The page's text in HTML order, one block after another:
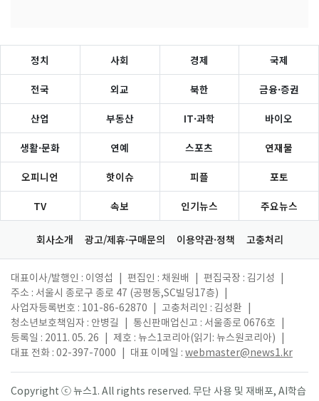
정치 사회 경제 국제
전국 외교 북한 금융·증권
산업 부동산 IT·과학 바이오
생활·문화 연예 스포츠 연재물
오피니언 핫이슈 피플 포토
TV 속보 인기뉴스 주요뉴스
회사소개 광고/제휴·구매문의 이용약관·정책 고충처리
대표이사/발행인 : 이영섭 편집인 : 채원배 편집국장 : 김기성
주소 : 서울시 종로구 종로 47 (공평동,SC빌딩17층)
사업자등록번호 : 101-86-62870
고충처리인 : 김성환
청소년보호책임자 : 안병길
통신판매업신고 : 서울종로 0676호
등록일 : 2011. 05. 26
제호 : 뉴스1코리아(읽기: 뉴스원코리아)
대표 전화 : 02-397-7000
대표 이메일 : webmaster@news1.kr
Copyright ⓒ 뉴스1. All rights reserved. 무단 사용 및 재배포, AI학습